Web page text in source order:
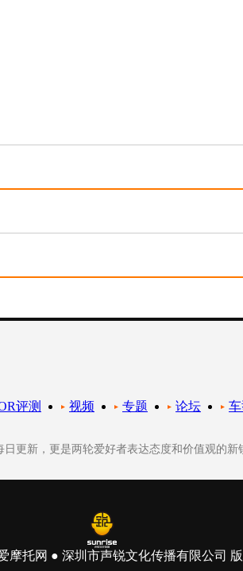
论坛
专题
视频
评测
更新，更是两轮爱好者表达态度和价值观的新
摩托网 ● 深圳市声锐文化传播有限公司